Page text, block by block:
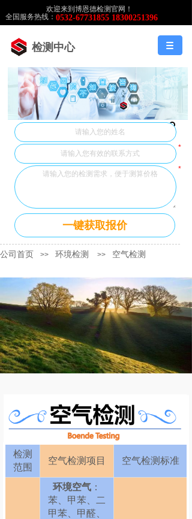
0532-67731855 18300251396
全国服务热线：
欢迎来到博恩德检测官网！
检测中心
*
*
一键获取报价
公司首页 >> 环境检测 >> 空气检测
检测
范围
空气检测项目 空气检测标准
环境空气 ：
苯、甲苯、二
甲苯、甲醛、